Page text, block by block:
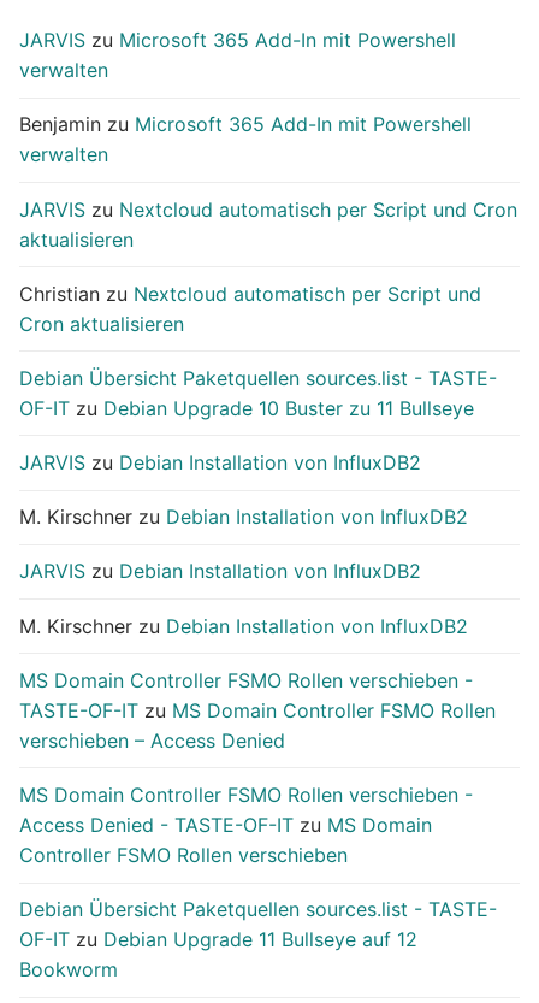
JARVIS zu Microsoft 365 Add-In mit Powershell
verwalten
Benjamin zu Microsoft 365 Add-In mit Powershell
verwalten
JARVIS zu Nextcloud automatisch per Script und Cron
aktualisieren
Christian zu Nextcloud automatisch per Script und
Cron aktualisieren
Debian Übersicht Paketquellen sources.list - TASTE-
OF-IT zu Debian Upgrade 10 Buster zu 11 Bullseye
JARVIS zu Debian Installation von InfluxDB2
M. Kirschner zu Debian Installation von InfluxDB2
JARVIS zu Debian Installation von InfluxDB2
M. Kirschner zu Debian Installation von InfluxDB2
MS Domain Controller FSMO Rollen verschieben -
TASTE-OF-IT zu MS Domain Controller FSMO Rollen
verschieben – Access Denied
MS Domain Controller FSMO Rollen verschieben -
Access Denied - TASTE-OF-IT zu MS Domain
Controller FSMO Rollen verschieben
Debian Übersicht Paketquellen sources.list - TASTE-
OF-IT zu Debian Upgrade 11 Bullseye auf 12
Bookworm